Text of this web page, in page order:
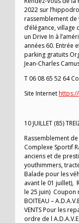
2022 sur
rassemblement de
d’élégance,
un Drive In à
années 60. Entrée
parking gratuits
Jean-Charles
T 06 08 65 52 64
Site Internet
10 JUILLET (85)
Rassemblement
Complexe Sportif
anciens et de
youthimmers,
Balade pour les
avant le 01 juillet),
le 25 juin) Coupon
BOITEAU –
VENTS Pour les
ordre de l